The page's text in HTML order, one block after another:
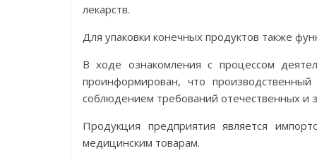
лекарств.
Для упаковки конечных продуктов также
В ходе ознакомления с процессом
проинформирован, что
соблюдением требований отечественных и
Продукция предприятия является
медицинским товарам.